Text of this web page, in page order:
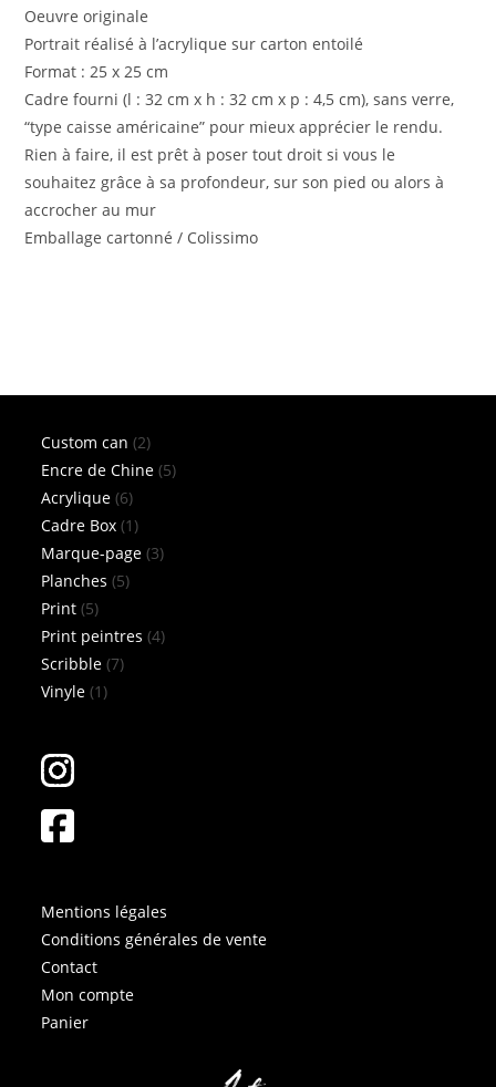
Oeuvre originale
Portrait réalisé à l’acrylique sur carton entoilé
Format : 25 x 25 cm
Cadre fourni (l : 32 cm x h : 32 cm x p : 4,5 cm), sans verre,
“type caisse américaine” pour mieux apprécier le rendu.
Rien à faire, il est prêt à poser tout droit si vous le
souhaitez grâce à sa profondeur, sur son pied ou alors à
accrocher au mur
Emballage cartonné / Colissimo
Custom can 22
produits
Encre de Chine 55
Acrylique 66
produits
Cadre Box 1 1
produit
Marque-page 33
Planches 55
Print 55
produits
Print peintres 44
Scribble 77
Vinyle 1 1
Mentions légales
Conditions générales de vente
Contact
Mon compte
Panier